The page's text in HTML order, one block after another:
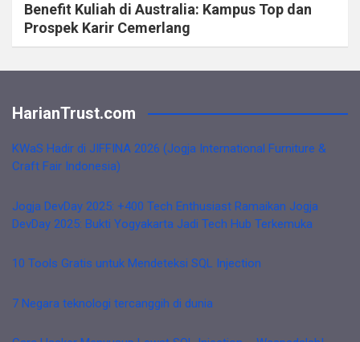
Benefit Kuliah di Australia: Kampus Top dan
Prospek Karir Cemerlang
HarianTrust.com
KWaS Hadir di JIFFINA 2026 (Jogja International Furniture &
Craft Fair Indonesia)
Jogja DevDay 2025: +400 Tech Enthusiast Ramaikan Jogja
DevDay 2025: Bukti Yogyakarta Jadi Tech Hub Terkemuka
10 Tools Gratis untuk Mendeteksi SQL Injection
7 Negara teknologi tercanggih di dunia